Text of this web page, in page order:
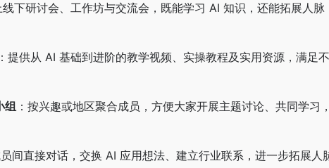
线下研讨会、工作坊与交流会，既能学习 AI 知识，还能拓展人脉
提供从 AI 基础到进阶的教学视频、实操教程及实用资源，满足
组 ：按兴趣或地区聚合成员，方便大家开展主题讨论、共同学习
间直接对话，交换 AI 应用想法、建立行业联系，进一步拓展人